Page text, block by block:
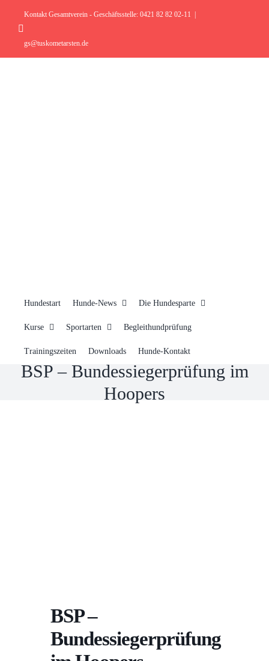
springen
Kontakt Gesamtverein - Geschäftsstelle: 0421 82 82 02-11
gs@tuskometarsten.de
Hundestart Hunde-News Die Hundesparte
Kurse Sportarten Begleithundprüfung
Trainingszeiten Downloads Hunde-Kontakt
BSP – Bundessiegerprüfung im
Hoopers
BSP –
Bundessiegerprüfung